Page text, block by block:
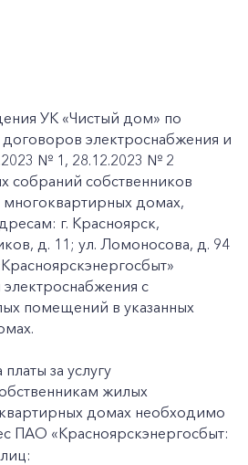
УК «Чистый дом» по
электроснабжения и
№ 1, 28.12.2023 № 2
собраний собственников
домах,
г. Красноярск,
д. 11; ул. Ломоносова, д. 94
с
помещений в указанных
за услугу
жилых
домах необходимо
ПАО «Красноярскэнергосбыт: